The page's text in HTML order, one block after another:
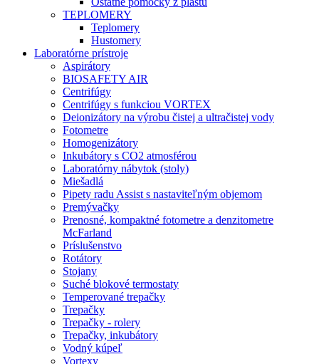
TEPLOMERY
Teplomery
Hustomery
Laboratórne prístroje
Aspirátory
BIOSAFETY AIR
Centrifúgy
Centrifúgy s funkciou VORTEX
Deionizátory na výrobu čistej a ultračistej vody
Fotometre
Homogenizátory
Inkubátory s CO2 atmosférou
Laboratórny nábytok (stoly)
Miešadlá
Pipety radu Assist s nastaviteľným objemom
Premývačky
Prenosné, kompaktné fotometre a denzitometre
McFarland
Príslušenstvo
Rotátory
Stojany
Suché blokové termostaty
Temperované trepačky
Trepačky
Trepačky - rolery
Trepačky, inkubátory
Vodný kúpeľ
Vortexy